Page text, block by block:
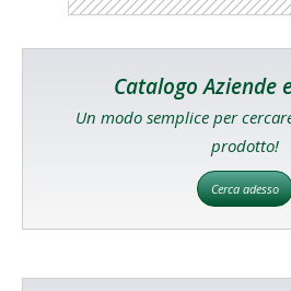
Catalogo Aziende
Un modo semplice per
prodotto!
Cerca adesso